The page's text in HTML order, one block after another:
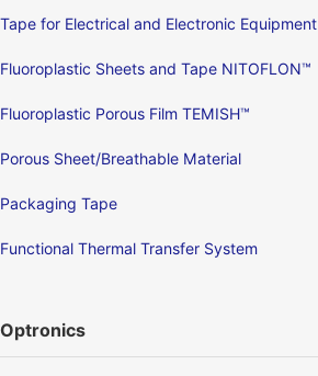
Tape for Electrical and Electronic Equipment
Fluoroplastic Sheets and Tape NITOFLON™
Fluoroplastic Porous Film TEMISH™
Porous Sheet/Breathable Material
Packaging Tape
Functional Thermal Transfer System
Optronics